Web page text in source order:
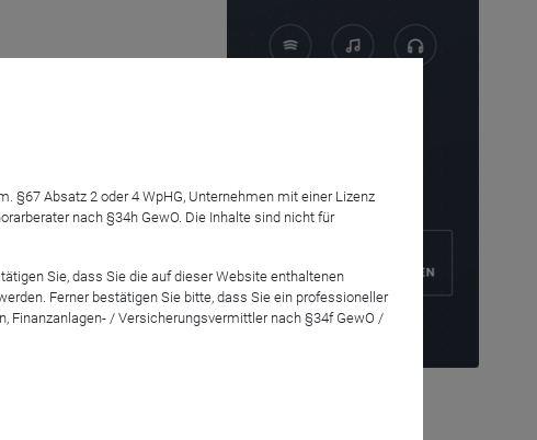
Anmelden
CIO VIEW.
Sie bereits
§67 Absatz 2 oder 4 WpHG, Unternehmen mit einer Lizenz
nach §34h GewO. Die Inhalte sind nicht für
Sie, dass Sie die auf dieser Website enthaltenen
Ferner bestätigen Sie bitte, dass Sie ein professioneller
Finanzanlagen- / Versicherungsvermittler nach §34f GewO /